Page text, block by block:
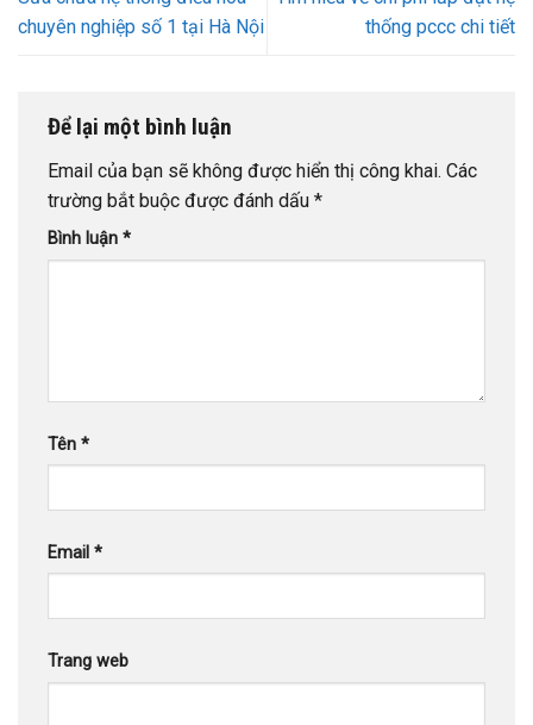
chuyên nghiệp số 1 tại Hà Nội
thống pccc chi tiết
Để lại một bình luận
Email của bạn sẽ không được hiển thị công khai. Các
trường bắt buộc được đánh dấu *
Bình luận *
Tên *
Email *
Trang web